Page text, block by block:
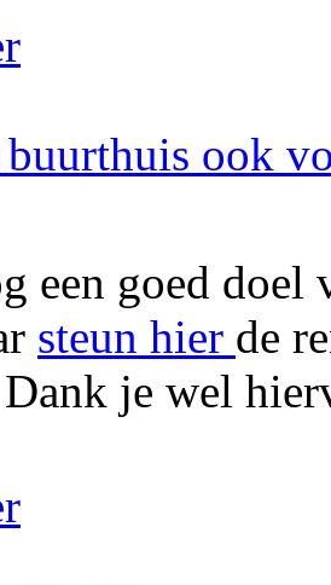
ook
een goed doel
steun hier de
je wel